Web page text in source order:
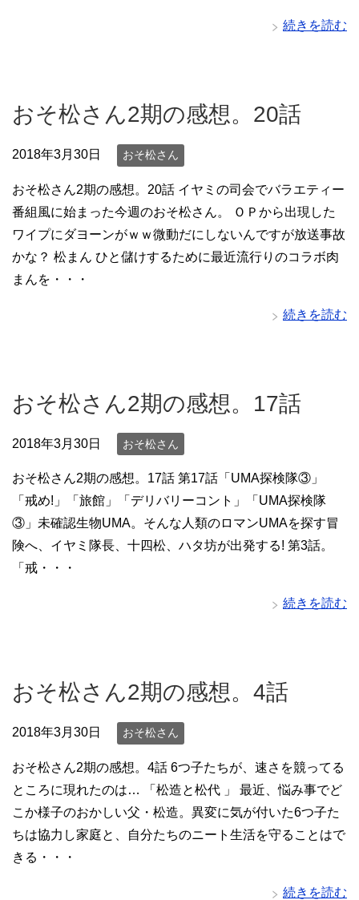
続きを読む
おそ松さん2期の感想。20話
2018年3月30日 おそ松さん
おそ松さん2期の感想。20話 イヤミの司会でバラエティー
番組風に始まった今週のおそ松さん。 ＯＰから出現した
ワイプにダヨーンがｗｗ微動だにしないんですが放送事故
かな？ 松まん ひと儲けするために最近流行りのコラボ肉
まんを・・・
続きを読む
おそ松さん2期の感想。17話
2018年3月30日 おそ松さん
おそ松さん2期の感想。17話 第17話「UMA探検隊③」
「戒め!」「旅館」「デリバリーコント」「UMA探検隊
③」未確認生物UMA。そんな人類のロマンUMAを探す冒
険へ、イヤミ隊長、十四松、ハタ坊が出発する! 第3話。
「戒・・・
続きを読む
おそ松さん2期の感想。4話
2018年3月30日 おそ松さん
おそ松さん2期の感想。4話 6つ子たちが、速さを競ってる
ところに現れたのは… 「松造と松代 」 最近、悩み事でど
こか様子のおかしい父・松造。異変に気が付いた6つ子た
ちは協力し家庭と、自分たちのニート生活を守ることはで
きる・・・
続きを読む